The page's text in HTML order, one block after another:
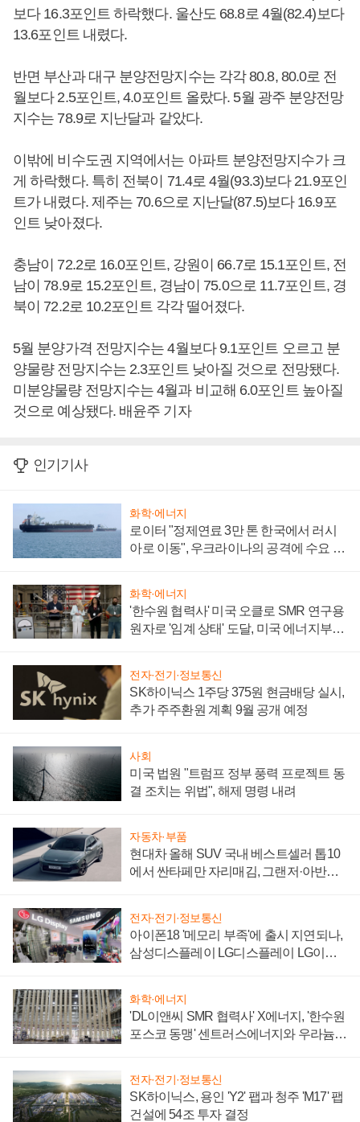
보다 16.3포인트 하락했다. 울산도 68.8로 4월(82.4)보다
13.6포인트 내렸다.
반면 부산과 대구 분양전망지수는 각각 80.8, 80.0로 전
월보다 2.5포인트, 4.0포인트 올랐다. 5월 광주 분양전망
지수는 78.9로 지난달과 같았다.
이밖에 비수도권 지역에서는 아파트 분양전망지수가 크
게 하락했다. 특히 전북이 71.4로 4월(93.3)보다 21.9포인
트가 내렸다. 제주는 70.6으로 지난달(87.5)보다 16.9포
인트 낮아졌다.
충남이 72.2로 16.0포인트, 강원이 66.7로 15.1포인트, 전
남이 78.9로 15.2포인트, 경남이 75.0으로 11.7포인트, 경
북이 72.2로 10.2포인트 각각 떨어졌다.
5월 분양가격 전망지수는 4월보다 9.1포인트 오르고 분
양물량 전망지수는 2.3포인트 낮아질 것으로 전망됐다.
미분양물량 전망지수는 4월과 비교해 6.0포인트 높아질
것으로 예상됐다. 배윤주 기자
인기기사
화학·에너지
로이터 "정제연료 3만 톤 한국에서 러시
아로 이동", 우크라이나의 공격에 수요 늘
화학·에너지
'한수원 협력사' 미국 오클로 SMR 연구용
원자로 '임계 상태' 도달, 미국 에너지부
전자·전기·정보통신
SK하이닉스 1주당 375원 현금배당 실시,
추가 주주환원 계획 9월 공개 예정
사회
미국 법원 "트럼프 정부 풍력 프로젝트 동
결 조치는 위법", 해제 명령 내려
자동차·부품
현대차 올해 SUV 국내 베스트셀러 톱10
에서 싼타페만 자리매김, 그랜저·아반떼
전자·전기·정보통신
아이폰18 '메모리 부족'에 출시 지연되나,
삼성디스플레이 LG디스플레이 LG이노
화학·에너지
'DL이앤씨 SMR 협력사' X에너지, '한수원
포스코 동맹' 센트러스에너지와 우라늄
전자·전기·정보통신
SK하이닉스, 용인 'Y2' 팹과 청주 'M17' 팹
건설에 54조 투자 결정